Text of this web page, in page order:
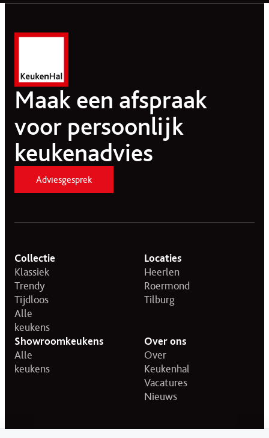
Maak een afspraak
voor persoonlijk
keukenadvies
Adviesgesprek
Collectie
Klassiek
Trendy
Tijdloos
Alle
keukens
Locaties
Heerlen
Roermond
Tilburg
Showroomkeukens
Alle
keukens
Over ons
Over
Keukenhal
Vacatures
Nieuws